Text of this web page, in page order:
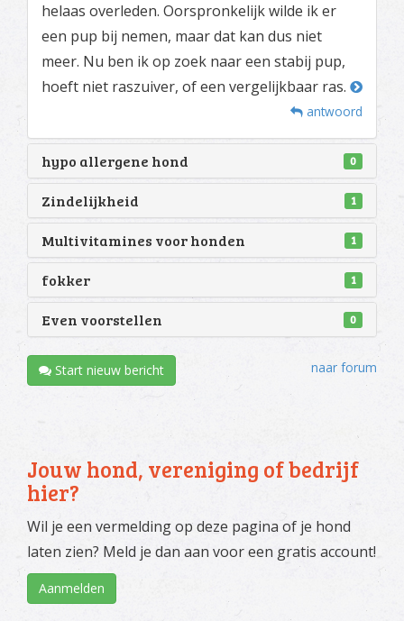
helaas overleden. Oorspronkelijk wilde ik er
een pup bij nemen, maar dat kan dus niet
meer. Nu ben ik op zoek naar een stabij pup,
hoeft niet raszuiver, of een vergelijkbaar ras.
antwoord
hypo allergene hond 0
Zindelijkheid 1
Multivitamines voor honden 1
fokker 1
Even voorstellen 0
Start nieuw bericht naar forum
Jouw hond, vereniging of bedrijf
hier?
Wil je een vermelding op deze pagina of je hond
laten zien? Meld je dan aan voor een gratis account!
Aanmelden